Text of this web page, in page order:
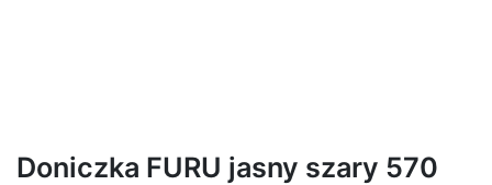
Doniczka FURU jasny szary 570